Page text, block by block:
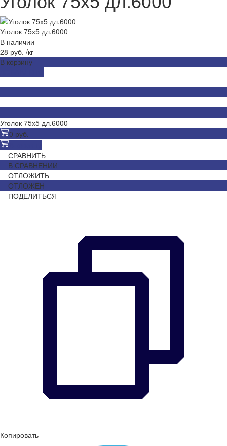
Уголок 75х5 дл.6000
В наличии
28 руб. /кг
В корзину
Уголок 75х5 дл.6000
0 руб.
СРАВНИТЬ
В СРАВНЕНИИ
ОТЛОЖИТЬ
ОТЛОЖЕН
ПОДЕЛИТЬСЯ
Копировать